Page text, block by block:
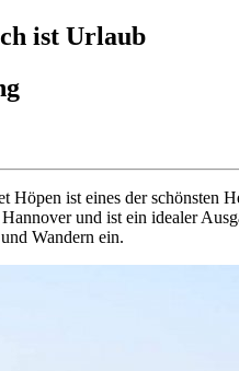
ist Urlaub
Höpen ist eines der schönsten
und ist ein idealer
Wandern ein.